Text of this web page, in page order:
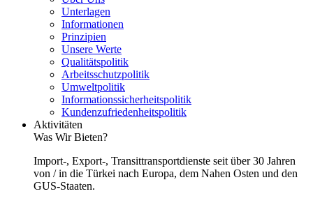
Unterlagen
Informationen
Prinzipien
Unsere Werte
Qualitätspolitik
Arbeitsschutzpolitik
Umweltpolitik
Informationssicherheitspolitik
Kundenzufriedenheitspolitik
Aktivitäten
Was Wir Bieten?
Import-, Export-, Transittransportdienste seit über 30 Jahren
von / in die Türkei nach Europa, dem Nahen Osten und den
GUS-Staaten.